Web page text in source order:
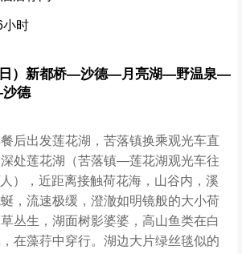
。随后乘坐中转车前往鱼子西（上鱼
元往返，垃圾管理费30元），经过盘山
上到鱼子西你会眼前一亮，你会发现
底消失才下山，慢慢的欣赏晚霞中的
返回酒店以后大家晚餐（因等候日
间较晚可以备用零食）